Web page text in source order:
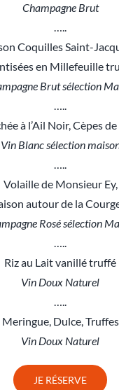
Champagne Brut
Coquilles Saint-
en Millefeuille
Brut sélection
à l’Ail Noir, Cèpes
Vin Blanc sélection
Volaille de Monsieur Ey,
autour de la
Rosé sélection
Riz au Lait vanillé truffé
Vin Doux Naturel
Meringue, Dulce, Truffes
Vin Doux Naturel
JE RÉSERVE